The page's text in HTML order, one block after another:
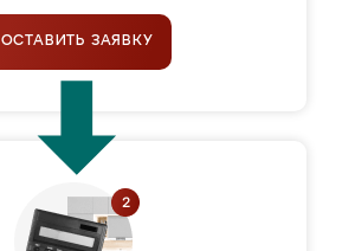
ОСТАВИТЬ ЗАЯВКУ